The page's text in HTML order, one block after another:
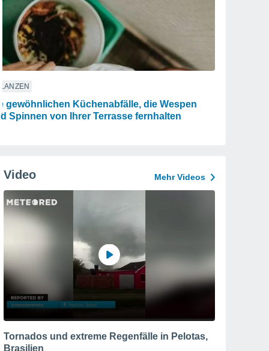
gewöhnlichen Küchenabfälle, die Wespen
Spinnen von Ihrer Terrasse fernhalten
Video Mehr Videos
Tornados und extreme Regenfälle in Pelotas,
Brasilien